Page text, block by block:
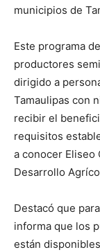
municipios de
Este programa
productores
dirigido a
Tamaulipas con
recibir el
requisitos
a conocer Eliseo
Desarrollo
Destacó que
informa que los
están